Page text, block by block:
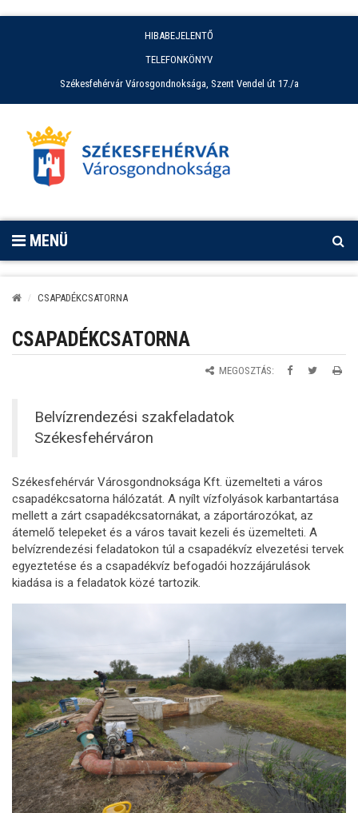
HIBABEJELENTŐ
TELEFONKÖNYV
Székesfehérvár Városgondnoksága, Szent Vendel út 17./a
MENÜ
CSAPADÉKCSATORNA
CSAPADÉKCSATORNA
MEGOSZTÁS:
Belvízrendezési szakfeladatok
Székesfehérváron
Székesfehérvár Városgondnoksága Kft. üzemelteti a város
csapadékcsatorna hálózatát. A nyílt vízfolyások karbantartása
mellett a zárt csapadékcsatornákat, a záportározókat, az
átemelő telepeket és a város tavait kezeli és üzemelteti. A
belvízrendezési feladatokon túl a csapadékvíz elvezetési tervek
egyeztetése és a csapadékvíz befogadói hozzájárulások
kiadása is a feladatok közé tartozik.